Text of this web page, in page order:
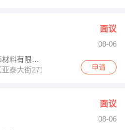
面议
08-06
吉林省上层上品装饰材料有限公司
泰大街2711号文庙西侧
申请
面议
08-06